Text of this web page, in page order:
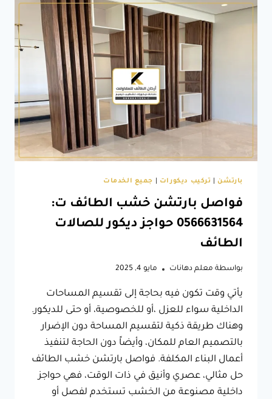
بارتشن تركيب ديكورات جميع الخدمات
فواصل بارتشن خشب الطائف ت:
0566631564 حواجز ديكور للصالات
الطائف
بواسطة معلم دهانات مايو 4, 2025
يأتي وقت تكون فيه بحاجة إلى تقسيم المساحات
الداخلية سواء للعزل ،أو للخصوصية، أو حتى للديكور.
وهناك طريقة ذكية لتقسيم المساحة دون الإضرار
بالتصميم العام للمكان، وأيضاً دون الحاجة لتنفيذ
أعمال البناء المكلفة. فواصل بارتشن خشب الطائف
حل مثالي، عصري وأنيق في ذات الوقت، فهي حواجز
داخلية مصنوعة من الخشب تستخدم لفصل أو